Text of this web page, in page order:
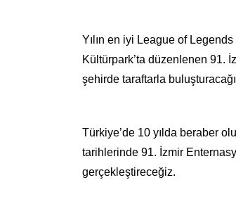
Yılın en iyi League of
Kültürpark’ta düzenlenen 91.
şehirde taraftarla
Türkiye’de 10 yılda beraber
tarihlerinde 91. İzmir
gerçekleştireceğiz.